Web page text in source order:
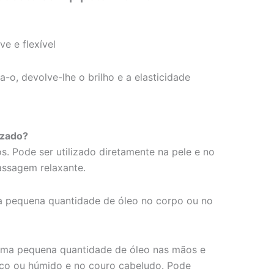
e flexível
o, devolve-lhe o brilho e a elasticidade
Pode ser utilizado diretamente na pele e no
relaxante.
pequena quantidade de óleo no corpo ou no
pequena quantidade de óleo nas mãos e
ou húmido e no couro cabeludo. Pode